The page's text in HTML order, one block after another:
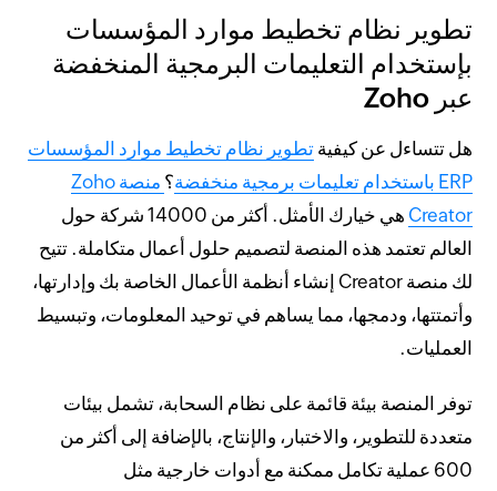
تطوير نظام تخطيط موارد المؤسسات
بإستخدام التعليمات البرمجية المنخفضة
عبر Zoho
هل تتساءل عن كيفيةتطوير نظام تخطيط موارد المؤسسات
ERP باستخدام تعليمات برمجية منخفضة
؟
منصة Zoho
Creator
هي خيارك الأمثل. أكثر من 14000 شركة حول
العالم تعتمد هذه المنصة لتصميم حلول أعمال متكاملة. تتيح
لك منصة Creator إنشاء أنظمة الأعمال الخاصة بك وإدارتها،
وأتمتتها، ودمجها، مما يساهم في توحيد المعلومات، وتبسيط
العمليات.
توفر المنصة بيئة قائمة على نظام السحابة، تشمل بيئات
متعددة للتطوير، والاختبار، والإنتاج، بالإضافة إلى أكثر من
600 عملية تكامل ممكنة مع أدوات خارجية مثل